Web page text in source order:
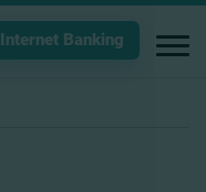
Internet Banking